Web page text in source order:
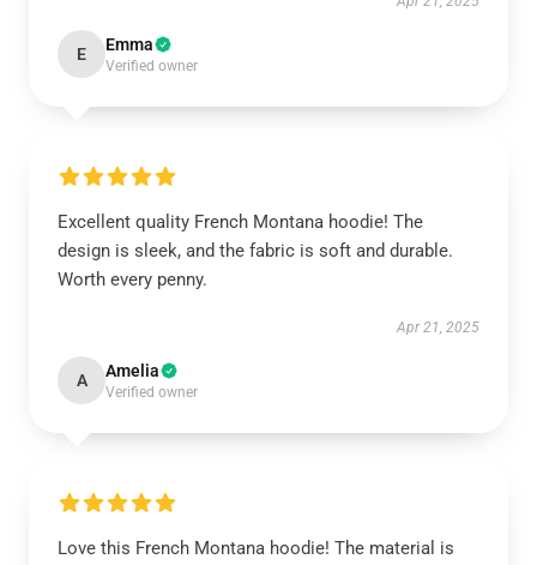
E Emma
Verified owner
Excellent quality French Montana hoodie! The
design is sleek, and the fabric is soft and durable.
Worth every penny.
Apr 21, 2025
A Amelia
Verified owner
Love this French Montana hoodie! The material is